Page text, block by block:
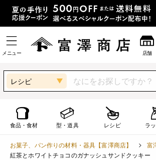
メニュー 店舗
レシピ
食品・食材 型・道具 レシピ ラ
お菓子、パン作りの材料・器具【富澤商店】
富
紅茶とホワイトチョコのガナッシュサンドクッキー